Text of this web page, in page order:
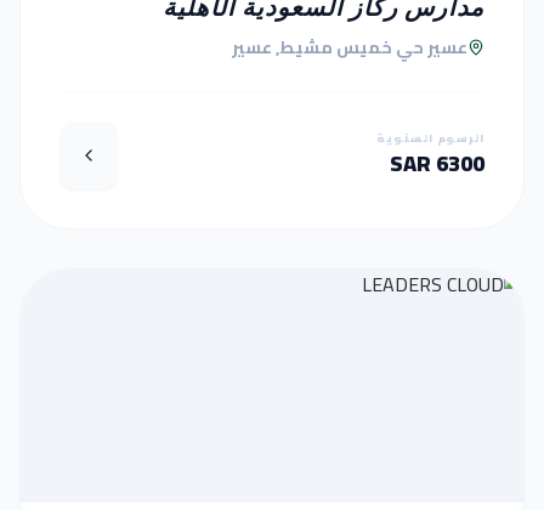
مدارس ركاز السعودية الأهلية
عسير حي خميس مشيط, عسير
الرسوم السنوية
6300 SAR